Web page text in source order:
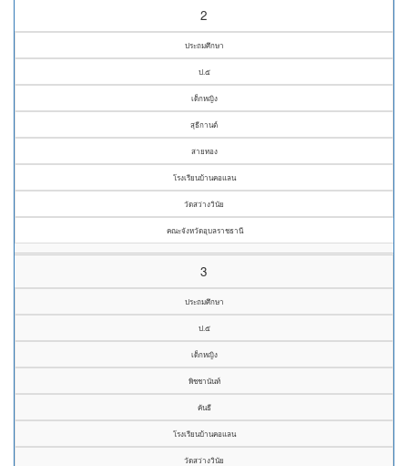
2
ประถมศึกษา
ป.๕
เด็กหญิง
สุธีกานต์
สายทอง
โรงเรียนบ้านคอแลน
วัดสว่างวินัย
คณะจังหวัดอุบลราชธานี
3
ประถมศึกษา
ป.๕
เด็กหญิง
พิชชานันท์
คันธี
โรงเรียนบ้านคอแลน
วัดสว่างวินัย